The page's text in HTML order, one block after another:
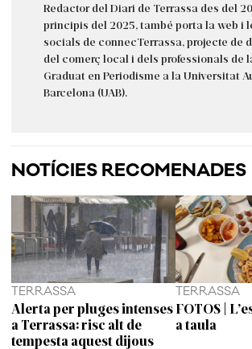
Redactor del Diari de Terrassa des del
principis del 2025, també porta la web i
socials de connecTerrassa, projecte de
del comerç local i dels professionals de
Graduat en Periodisme a la Universitat
Barcelona (UAB).
NOTÍCIES RECOMENADES
TERRASSA
Alerta per pluges intenses
a Terrassa: risc alt de
tempesta aquest dijous
TERRASSA
FOTOS |
a taula